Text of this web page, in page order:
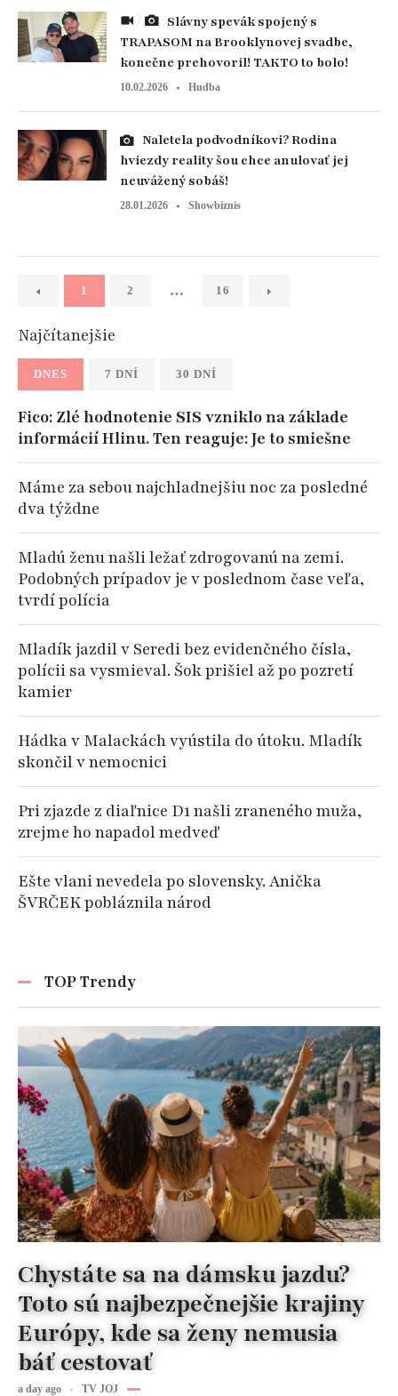
TRAPASOM na Brooklynovej svadbe,
konečne prehovoril! TAKTO to bolo!
10.02.2026 Hudba
hviezdy reality šou chce anulovať jej
neuvážený sobáš!
28.01.2026 Showbiznis
1 2 … 16
Najčítanejšie
DNES 7 DNÍ 30 DNÍ
Fico: Zlé hodnotenie SIS vzniklo na základe
informácií Hlinu. Ten reaguje: Je to smiešne
Máme za sebou najchladnejšiu noc za posledné
dva týždne
Mladú ženu našli ležať zdrogovanú na zemi.
Podobných prípadov je v poslednom čase veľa,
tvrdí polícia
Mladík jazdil v Seredi bez evidenčného čísla,
polícii sa vysmieval. Šok prišiel až po pozretí
kamier
Hádka v Malackách vyústila do útoku. Mladík
skončil v nemocnici
Pri zjazde z diaľnice D1 našli zraneného muža,
zrejme ho napadol medveď
Ešte vlani nevedela po slovensky. Anička
ŠVRČEK pobláznila národ
TOP Trendy
Chystáte sa na dámsku jazdu?
Toto sú najbezpečnejšie krajiny
Európy, kde sa ženy nemusia
báť cestovať
a day ago TV JOJ